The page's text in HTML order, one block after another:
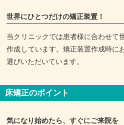
世界にひとつだけの矯正装置！
当クリニックでは患者様に合わせて
作成しています。矯正装置作成時に
選びいただいています。
床矯正のポイント
気になり始めたら、すぐにご来院を